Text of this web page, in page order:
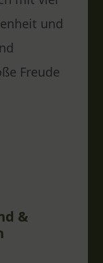
und
Freude
&